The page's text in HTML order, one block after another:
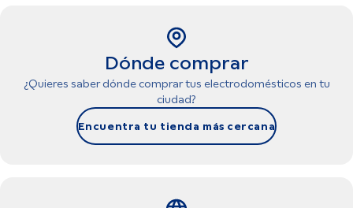
Dónde comprar
¿Quieres saber dónde comprar tus electrodomésticos en tu
ciudad?
Encuentra tu tienda más cercana